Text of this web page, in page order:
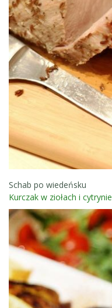
Schab po wiedeńsku
Kurczak w ziołach i cytrynie